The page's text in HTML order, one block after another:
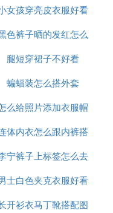
女孩穿亮皮衣服好看
吗
色裤子晒的发红怎么
办
腿短穿裙子不好看
蝙蝠装怎么搭外套
么给照片添加衣服帽
子
体内衣怎么跟内裤搭
配
宁裤子上标签怎么去
掉
士白色夹克衣服好看
吗
开衫衣马丁靴搭配图